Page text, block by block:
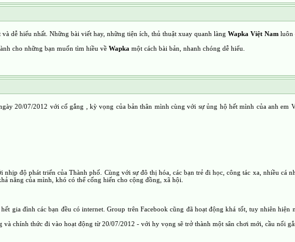
và dễ hiểu nhất. Những bài viết hay, những tiện ích, thủ thuật xuay quanh làng Wapka Việt Namluôn
cho những bạn muốn tìm hiều về Wapka một cách bài bản, nhanh chóng dễ hiểu.
20/07/2012 với cố gắng , kỳ vọng của bản thân mình cùng với sự ủng hộ hết mình của anh
độ phát triển của Thành phố. Cùng với sự đô thị hóa, các bạn trẻ đi học, công tác xa, nhiều cá
năng của mình, khó có thể cống hiến cho cộng đồng, xã hội.
gia đình các bạn đều có internet. Group trên Facebook cũng đã hoạt động khá tốt, tuy nhiên
chính thức đi vào hoạt động từ 20/07/2012 - với hy vọng sẽ trở thành một sân chơi mới, cầu nối